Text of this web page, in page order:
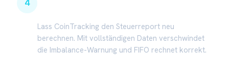
4
Lass CoinTracking den Steuerreport neu
berechnen. Mit vollständigen Daten verschwindet
die Imbalance-Warnung und FIFO rechnet korrekt.